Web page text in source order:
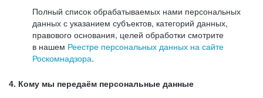
Полный список обрабатываемых нами персональных
данных с указанием субъектов, категорий данных,
правового основания, целей обработки смотрите
в нашем Реестре персональных данных на сайте
Роскомнадзора.
4. Кому мы передаём персональные данные